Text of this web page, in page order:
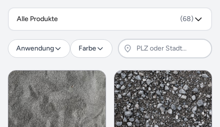
Alle Produkte (68)
Anwendung Farbe